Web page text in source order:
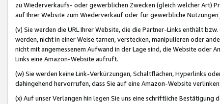
zu Wiederverkaufs- oder gewerblichen Zwecken (gleich welcher Art)
auf Ihrer Website zum Wiederverkauf oder für gewerbliche
(v) Sie werden die URL Ihrer Website, die die Partner-Links enthält
werden, nicht in einer Weise tarnen, verstecken, manipulieren oder
nicht mit angemessenem Aufwand in der Lage sind, die Website oder
Links eine Amazon-Website aufruft.
(w) Sie werden keine Link-Verkürzungen, Schaltflächen, Hyperlinks
dahingehend hervorrufen, dass Sie auf eine Amazon-Website
(x) Auf unser Verlangen hin legen Sie uns eine schriftliche